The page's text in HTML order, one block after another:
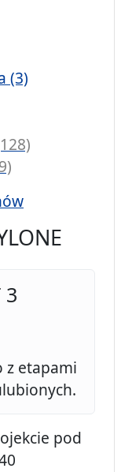
(3)
3
z etapami
pod